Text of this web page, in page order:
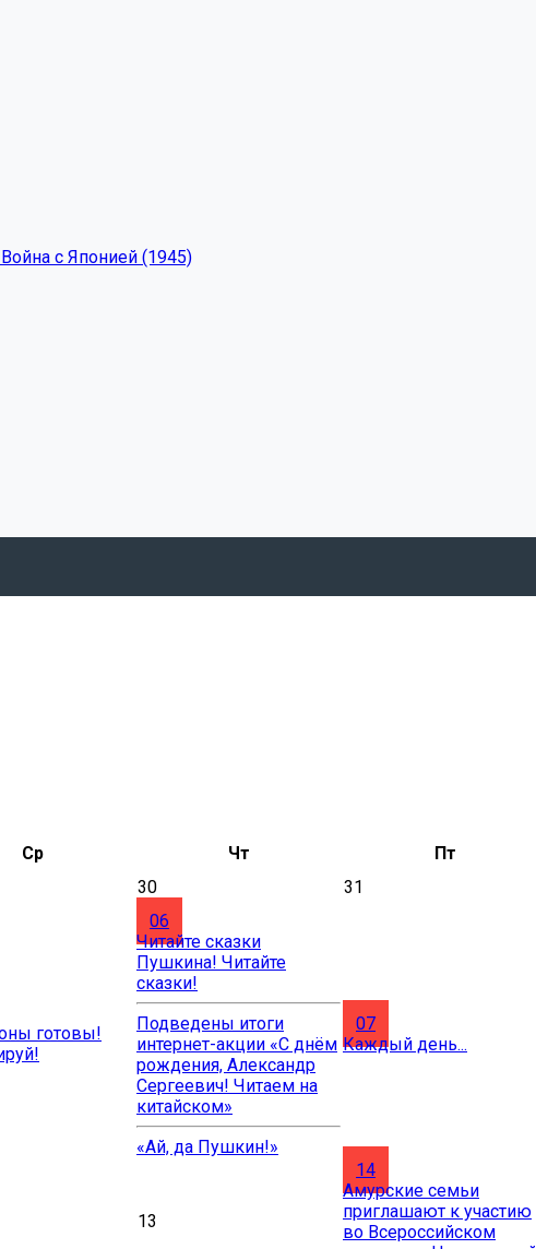
с Японией (1945)
Ср Чт Пт
30 31
готовы!
06
Читайте сказки
Пушкина! Читайте
сказки!
Подведены итоги
интернет-акции «С днём
рождения, Александр
Сергеевич! Читаем на
китайском»
«Ай, да Пушкин!»
07
Каждый день...
13
14
Амурские семьи
приглашают к участию
во Всероссийском